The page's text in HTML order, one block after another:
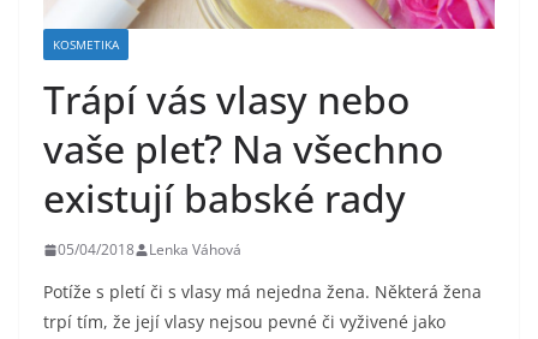
KOSMETIKA
Trápí vás vlasy nebo
vaše pleť? Na všechno
existují babské rady
05/04/2018 Lenka Váhová
Potíže s pletí či s vlasy má nejedna žena. Některá žena
trpí tím, že její vlasy nejsou pevné či vyživené jako